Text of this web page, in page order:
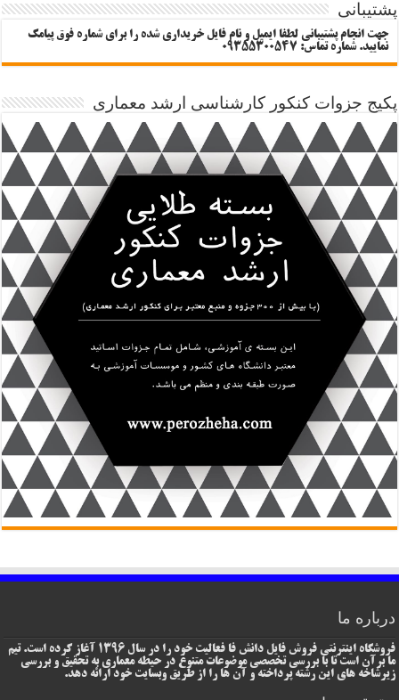
پشتیبانی
جهت انجام پشتیبانی لطفا ایمیل و نام فایل خریداری شده را برای شماره فوق پیامک
نمایید. شماره تماس: 09355300547
پکیج جزوات کنکور کارشناسی ارشد معماری
درباره ما
فروشگاه اینترنتی فروش فایل دانش فا فعالیت خود را در سال 1396 آغاز کرده است. تیم
ما برآن است تا با بررسی تخصصی موضوعات متنوع در حیطه معماری به تحقیق و بررسی
زیرشاخه های این رشته پرداخته و آن ها را از طریق وبسایت خود ارائه دهد.